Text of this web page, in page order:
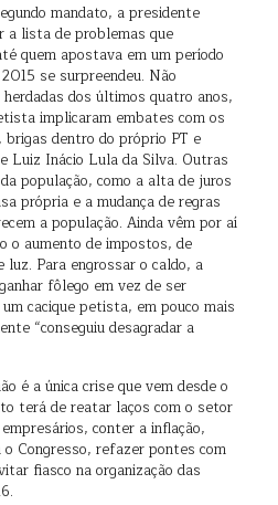
mandato, a presidente
a lista de problemas que
quem apostava em um período
se surpreendeu. Não
dos últimos quatro anos,
implicaram embates com os
dentro do próprio PT e
Luiz Inácio Lula da Silva. Outras
população, como a alta de juros
própria e a mudança de regras
a população. Ainda vêm por aí
o aumento de impostos, de
Para engrossar o caldo, a
fôlego em vez de ser
cacique petista, em pouco mais
“conseguiu desagradar a
é a única crise que vem desde o
terá de reatar laços com o setor
conter a inflação,
Congresso, refazer pontes com
fiasco na organização das